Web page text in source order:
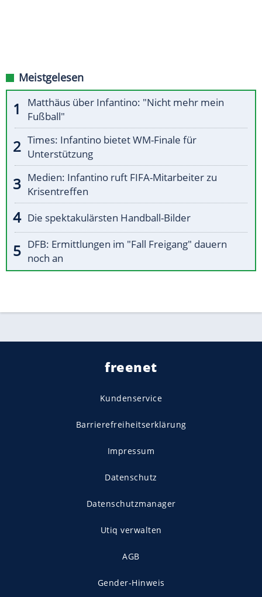
Meistgelesen
Matthäus über Infantino: "Nicht mehr mein
Fußball"
Times: Infantino bietet WM-Finale für
Unterstützung
Medien: Infantino ruft FIFA-Mitarbeiter zu
Krisentreffen
Die spektakulärsten Handball-Bilder
DFB: Ermittlungen im "Fall Freigang" dauern
noch an
freenet
Kundenservice
Barrierefreiheitserklärung
Impressum
Datenschutz
Datenschutzmanager
Utiq verwalten
AGB
Gender-Hinweis